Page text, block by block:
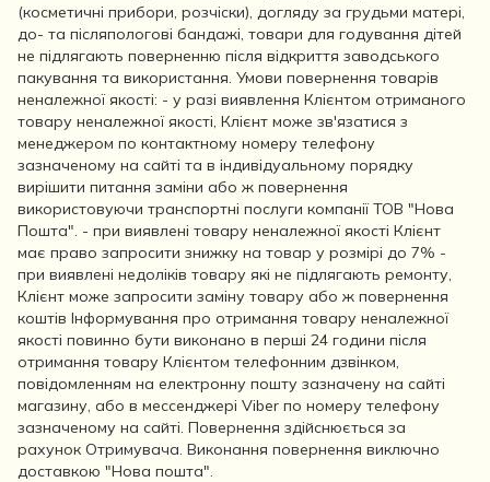
(косметичні прибори, розчіски), догляду за грудьми матері,
до- та післяпологові бандажі, товари для годування дітей
не підлягають поверненню після відкриття заводського
пакування та використання. Умови повернення товарів
неналежної якості: - у разі виявлення Клієнтом отриманого
товару неналежної якості, Клієнт може зв'язатися з
менеджером по контактному номеру телефону
зазначеному на сайті та в індивідуальному порядку
вирішити питання заміни або ж повернення
використовуючи транспортні послуги компанії ТОВ "Нова
Пошта". - при виявлені товару неналежної якості Клієнт
має право запросити знижку на товар у розмірі до 7% -
при виявлені недоліків товару які не підлягають ремонту,
Клієнт може запросити заміну товару або ж повернення
коштів Інформування про отримання товару неналежної
якості повинно бути виконано в перші 24 години після
отримання товару Клієнтом телефонним дзвінком,
повідомленням на електронну пошту зазначену на сайті
магазину, або в мессенджері Viber по номеру телефону
зазначеному на сайті. Повернення здійснюється за
рахунок Отримувача. Виконання повернення виключно
доставкою "Нова пошта".